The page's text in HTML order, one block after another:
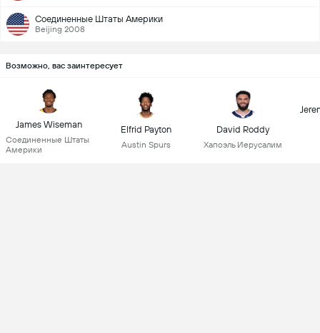
Соединенные Штаты Америки
Beijing 2008
Возможно, вас заинтересует
James Wiseman
Соединенные Штаты
Америки
Elfrid Payton
Austin Spurs
David Roddy
Хапоэль Иерусалим